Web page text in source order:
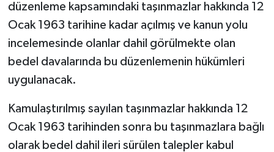
düzenleme kapsamındaki taşınmazlar hakkında 12
Ocak 1963 tarihine kadar açılmış ve kanun yolu
incelemesinde olanlar dahil görülmekte olan
bedel davalarında bu düzenlemenin hükümleri
uygulanacak.
Kamulaştırılmış sayılan taşınmazlar hakkında 12
Ocak 1963 tarihinden sonra bu taşınmazlara bağlı
olarak bedel dahil ileri sürülen talepler kabul